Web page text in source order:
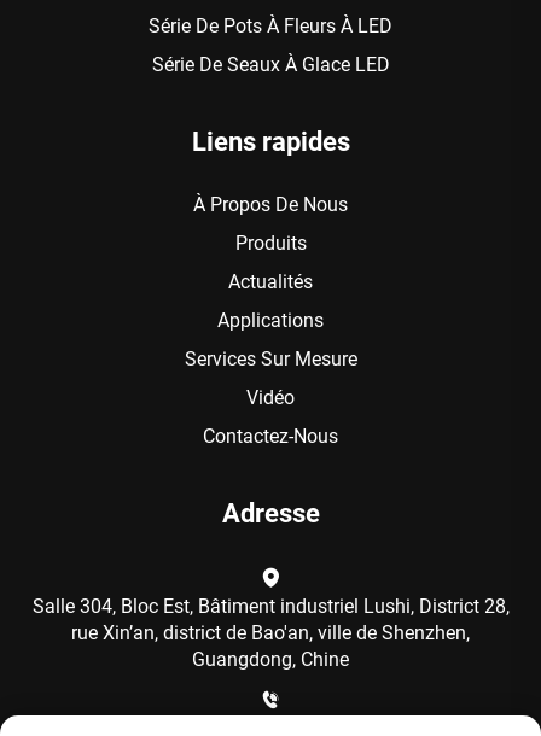
Série De Pots À Fleurs À LED
Série De Seaux À Glace LED
Liens rapides
À Propos De Nous
Produits
Actualités
Applications
Services Sur Mesure
Vidéo
Contactez-Nous
Adresse
Salle 304, Bloc Est, Bâtiment industriel Lushi, District 28,
rue Xin’an, district de Bao'an, ville de Shenzhen,
Guangdong, Chine